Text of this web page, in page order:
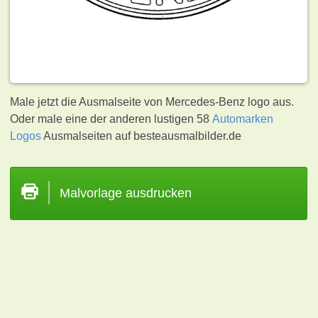
Male jetzt die Ausmalseite von Mercedes-Benz logo aus.
Oder male eine der anderen lustigen 58Automarken
LogosAusmalseiten auf besteausmalbilder.de
Malvorlage ausdrucken